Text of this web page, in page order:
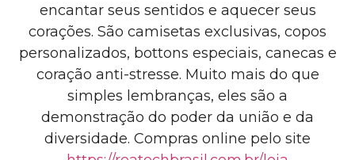
encantar seus sentidos e aquecer seus
corações. São camisetas exclusivas, copos
personalizados, bottons especiais, canecas e
coração anti-stresse. Muito mais do que
simples lembranças, eles são a
demonstração do poder da união e da
diversidade. Compras online pelo site